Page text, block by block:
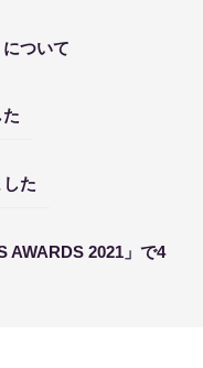
について
た
AWARDS 2021」で4